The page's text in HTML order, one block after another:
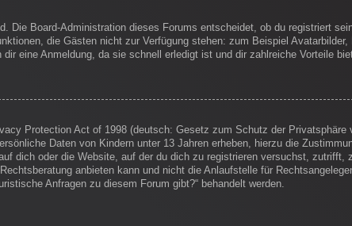
Die Board-Administration dieses Forums entscheidet, ob du registriert
die Gästen nicht zur Verfügung stehen: zum Beispiel
dir eine Anmeldung, da sie schnell erledigt ist und dir zahlreiche Vorteile
Protection Act of 1998 (deutsch: Gesetz zum Schutz der
Daten von Kindern unter 13 Jahren erheben, hierzu die
dich oder die Website, auf der du dich zu registrieren versuchst,
anbieten kann und nicht die Anlaufstelle für
Anfragen zu diesem Forum gibt?“ behandelt werden.